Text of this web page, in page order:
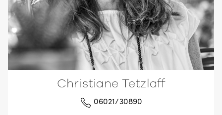
Christiane Tetzlaff
06021/30890